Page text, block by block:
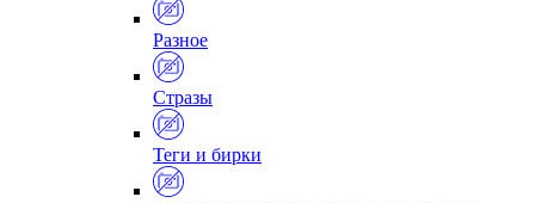
Разное
Стразы
Теги и бирки